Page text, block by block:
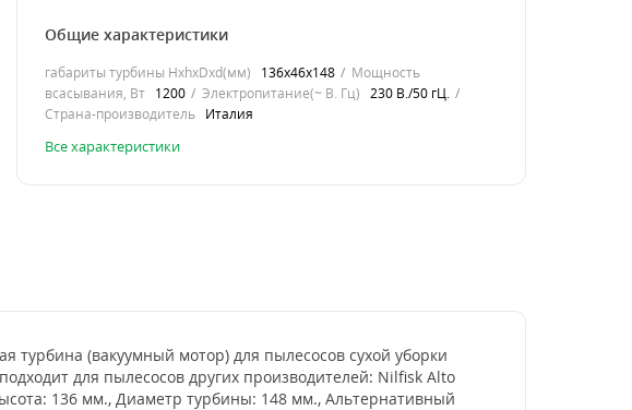
Общие характеристики
габариты турбины HхhхDхd(мм) 136х46х148
Мощность
всасывания, Вт
1200 Электропитание(~ В. Гц) 230 В./50 гЦ.
Страна-производитель
Италия
Все характеристики
турбина (вакуумный мотор) для пылесосов сухой уборки
для пылесосов других производителей: Nilfisk Alto
136 мм., Диаметр турбины: 148 мм., Альтернативный